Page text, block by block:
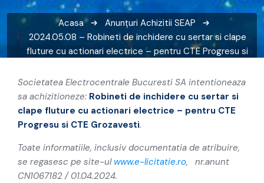
Acasa Anunțuri Achizitii SEAP
2024.05.08 – Robineti de inchidere cu sertar si clape
fluture cu actionari electrice – pentru CTE Progresu si
Societatea Electrocentrale Bucuresti SA intentioneaza
sa achizitioneze: Robineti de inchidere cu sertar si
clape fluture cu actionari electrice – pentru CTE
Progresu si CTE Grozavesti.
Toate informatiile, inclusiv documentatia de atribuire,
se regasesc pe site-ul www.e-licitatie.ro, nr.anunt
CN1067182 / 01.04.2024.